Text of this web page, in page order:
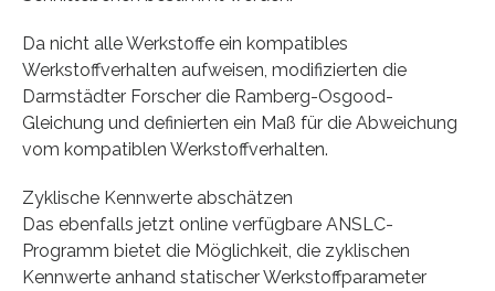
Da nicht alle Werkstoffe ein kompatibles
Werkstoffverhalten aufweisen, modifizierten die
Darmstädter Forscher die Ramberg-Osgood-
Gleichung und definierten ein Maß für die Abweichung
vom kompatiblen Werkstoffverhalten.
Zyklische Kennwerte abschätzen
Das ebenfalls jetzt online verfügbare ANSLC-
Programm bietet die Möglichkeit, die zyklischen
Kennwerte anhand statischer Werkstoffparameter